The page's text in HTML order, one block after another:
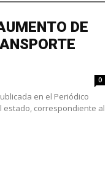
DE
0
en el Periódico
estado, correspondiente al